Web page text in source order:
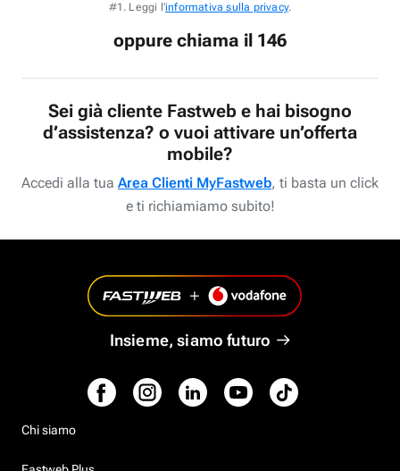
#1. Leggi l'informativa sulla privacy.
oppure chiama il 146
Sei già cliente Fastweb e hai bisogno
d’assistenza? o vuoi attivare un’offerta
mobile?
Accedi alla tua Area Clienti MyFastweb, ti basta un click
e ti richiamiamo subito!
Insieme, siamo futuro
Chi siamo